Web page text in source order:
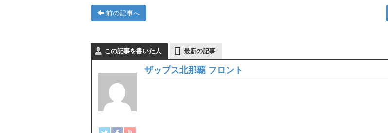
前の記事へ
この記事を書いた人 最新の記事
ザップス北那覇 フロント